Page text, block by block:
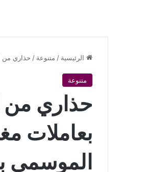
الرئيسية / متنوعة / حذاري من
متنوعة
حذاري من
بعاملات
الموسمي